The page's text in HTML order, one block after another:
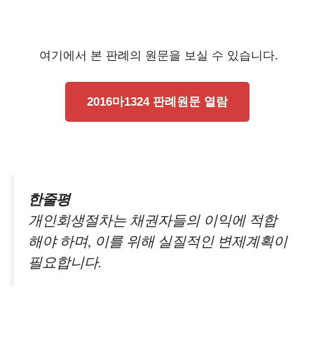
여기에서 본 판례의 원문을 보실 수 있습니다.
2016마1324 판례원문 열람
한줄평
개인회생절차는 채권자들의 이익에 적합
해야 하며, 이를 위해 실질적인 변제계획이
필요합니다.